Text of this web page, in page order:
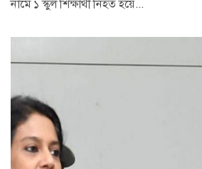
নামে ১ স্কুল শিক্ষার্থী নিহত হয়ে...